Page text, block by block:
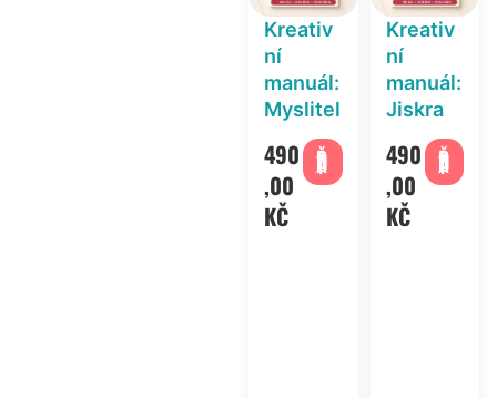
Kreativ
ní
manuál:
Myslitel
490
,00
KČ
PŘIDAT
Kreativ
ní
manuál:
Jiskra
490
,00
KČ
PŘIDAT